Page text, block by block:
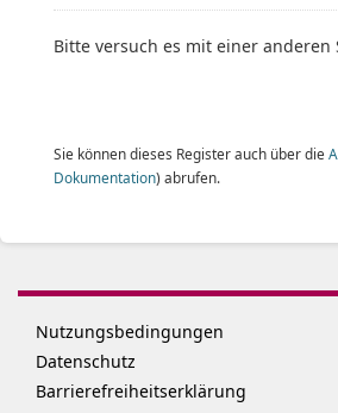
Bitte versuch es mit einer anderen
Sie können dieses Register auch über die
Dokumentation) abrufen.
Nutzungsbedingungen
Datenschutz
Barrierefreiheitserklärung